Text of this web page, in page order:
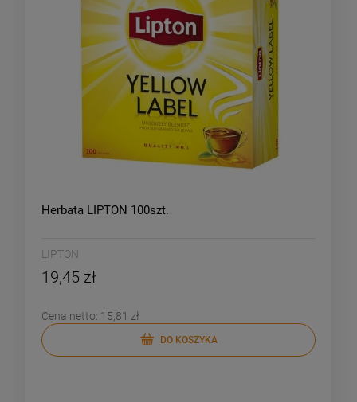
Herbata LIPTON 100szt.
LIPTON
19,45 zł
Cena netto: 15,81 zł
DO KOSZYKA